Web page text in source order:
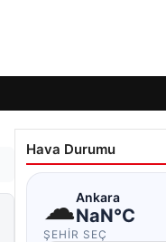
Hava Durumu
☁Ankara
NaN°C
ŞEHIR SEÇ